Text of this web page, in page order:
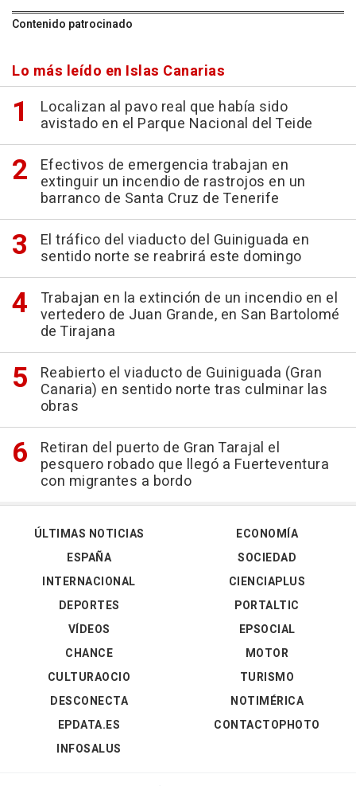
Contenido patrocinado
Lo más leído en Islas Canarias
Localizan al pavo real que había sido
avistado en el Parque Nacional del Teide
Efectivos de emergencia trabajan en
extinguir un incendio de rastrojos en un
barranco de Santa Cruz de Tenerife
El tráfico del viaducto del Guiniguada en
sentido norte se reabrirá este domingo
Trabajan en la extinción de un incendio en el
vertedero de Juan Grande, en San Bartolomé
de Tirajana
Reabierto el viaducto de Guiniguada (Gran
Canaria) en sentido norte tras culminar las
obras
Retiran del puerto de Gran Tarajal el
pesquero robado que llegó a Fuerteventura
con migrantes a bordo
ÚLTIMAS NOTICIAS
ESPAÑA
INTERNACIONAL
DEPORTES
VÍDEOS
ECONOMÍA
SOCIEDAD
CIENCIAPLUS
PORTALTIC
EPSOCIAL
CHANCE
CULTURAOCIO
DESCONECTA
EPDATA.ES
INFOSALUS
MOTOR
TURISMO
NOTIMÉRICA
CONTACTOPHOTO